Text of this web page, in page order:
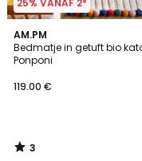
25% VANAF 2*
AM.PM
Bedmatje in getuft bio
Ponponi
119.00 €
3
/
5
3
/